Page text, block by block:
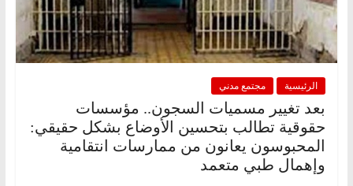
الرئيسية مجتمع مدني
بعد تغيير مسميات السجون.. مؤسسات
حقوقية تطالب بتحسين الأوضاع بشكل حقيقي:
المحبوسون يعانون من ممارسات انتقامية
وإهمال طبي متعمد